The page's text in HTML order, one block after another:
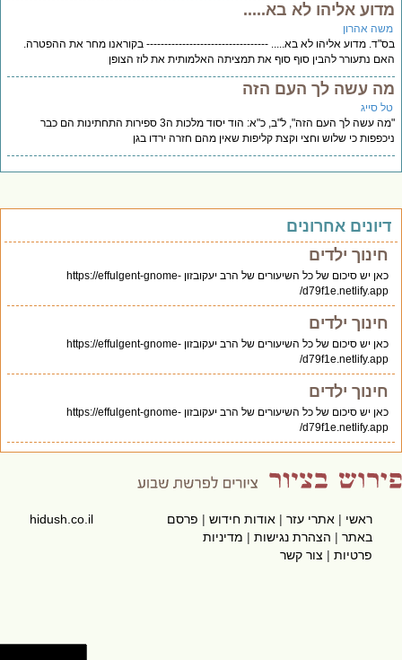
אליהו לא בא.....
אהרון
מדוע אליהו לא בא..... ---------------------------------- בקוראנו מחר את ההפטרה.
נתעורר להבין סוף סוף את תמציתה האלמותית את לוז הצופן
עשה לך העם הזה
סייג
"מה עשה לך העם הזה", ל"ב, כ"א: הוד יסוד מלכות ה3 ספירות התחתינות הם כבר
כי שלוש וחצי וקצת קליפות שאין מהם חזרה ירדו בגן
אחרונים
חינוך ילדים
כאן יש סיכום של כל השיעורים של הרב יעקובזון https://effulgent-gnome-
d79f1e.netlify.app/
חינוך ילדים
כאן יש סיכום של כל השיעורים של הרב יעקובזון https://effulgent-gnome-
d79f1e.netlify.app/
חינוך ילדים
כאן יש סיכום של כל השיעורים של הרב יעקובזון https://effulgent-gnome-
d79f1e.netlify.app/
ראשי|אתרי עזר|אודות חידוש|פרסם
באתר|הצהרת נגישות|מדיניות
פרטיות|צור קשר
hidush.co.il